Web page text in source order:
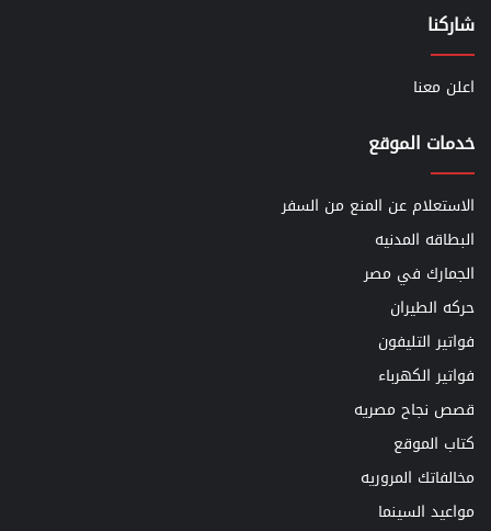
شاركنا
اعلن معنا
خدمات الموقع
الاستعلام عن المنع من السفر
البطاقه المدنيه
الجمارك في مصر
حركه الطيران
فواتير التليفون
فواتير الكهرباء
قصص نجاح مصريه
كتاب الموقع
مخالفاتك المروريه
مواعيد السينما